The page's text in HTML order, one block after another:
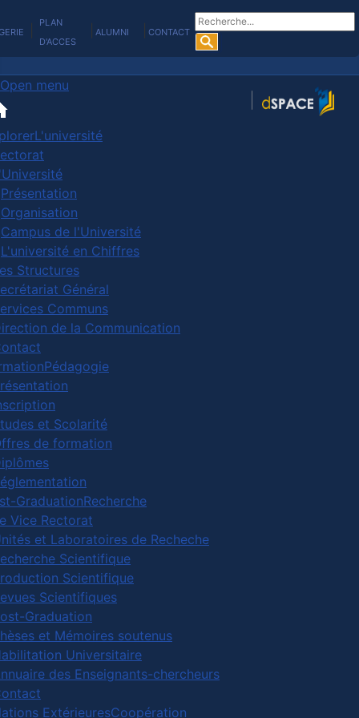
PLAN
D'ACCES
ALUMNI CONTACT
Rechercher
Open menu
L'université
Présentation
Organisation
Campus de l'Université
L'université en Chiffres
Structures
Général
Communs
de la Communication
Pédagogie
et Scolarité
de formation
GraduationRecherche
Vice Rectorat
et Laboratoires de Recheche
Scientifique
Scientifique
Scientifiques
Graduation
et Mémoires soutenus
Universitaire
des Enseignants-chercheurs
ExtérieuresCoopération